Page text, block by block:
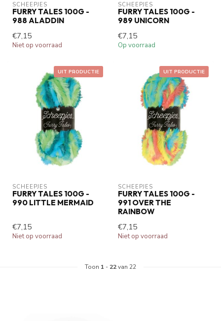
SCHEEPJES
FURRY TALES 100G -
988 ALADDIN
€7,15
Niet op voorraad
SCHEEPJES
FURRY TALES 100G -
989 UNICORN
€7,15
Op voorraad
UIT PRODUCTIE
SCHEEPJES
FURRY TALES 100G -
990 LITTLE MERMAID
€7,15
Niet op voorraad
UIT PRODUCTIE
SCHEEPJES
FURRY TALES 100G -
991 OVER THE
RAINBOW
€7,15
Niet op voorraad
Toon 1 - 22van 22